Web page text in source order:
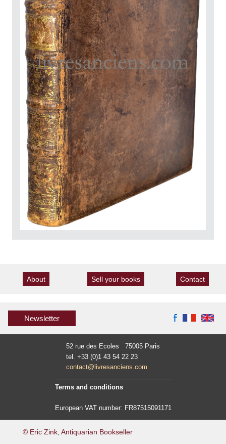
About Sell your books Contact
Newsletter
52 rue des Ecoles 75005 Paris
tel. +33 (0)1 43 54 22 23
contact@livresanciens.com
Terms and conditions
European VAT number: FR87515091171
© Eric Zink, Antiquarian Bookseller